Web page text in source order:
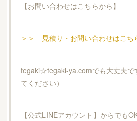
【お問い合わせはこちらから】
＞＞ 見積り・お問い合わせはこ
tegaki☆tegaki-ya.comでも大丈夫
てください）
【公式LINEアカウント】からでも